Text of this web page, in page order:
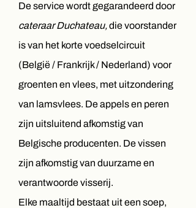
De service wordt gegarandeerd door
cateraar Duchateau,die voorstander
is van het korte voedselcircuit
(België / Frankrijk / Nederland) voor
groenten en vlees, met uitzondering
van lamsvlees. De appels en peren
zijn uitsluitend afkomstig van
Belgische producenten. De vissen
zijn afkomstig van duurzame en
verantwoorde visserij.
Elke maaltijd bestaat uit een soep,